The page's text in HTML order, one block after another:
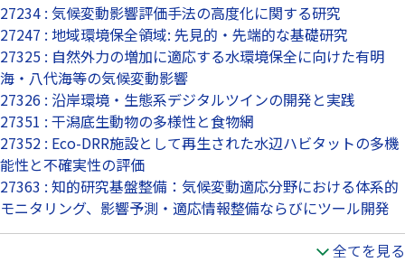
27234 : 気候変動影響評価手法の高度化に関する研究
27247 : 地域環境保全領域: 先見的・先端的な基礎研究
27325 : 自然外力の増加に適応する水環境保全に向けた有明
海・八代海等の気候変動影響
27326 : 沿岸環境・生態系デジタルツインの開発と実践
27351 : 干潟底生動物の多様性と食物網
27352 : Eco-DRR施設として再生された水辺ハビタットの多機
能性と不確実性の評価
27363 : 知的研究基盤整備：気候変動適応分野における体系的
モニタリング、影響予測・適応情報整備ならびにツール開発
全てを見る